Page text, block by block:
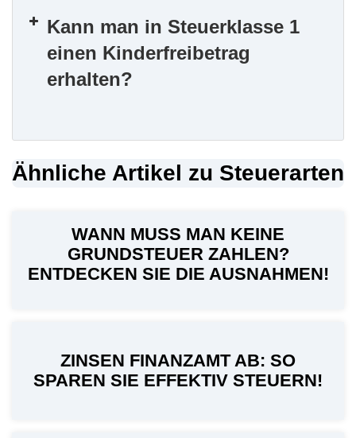
Kann man in Steuerklasse 1
einen Kinderfreibetrag
erhalten?
Ähnliche Artikel zu Steuerarten
WANN MUSS MAN KEINE
GRUNDSTEUER ZAHLEN?
ENTDECKEN SIE DIE AUSNAHMEN!
ZINSEN FINANZAMT AB: SO
SPAREN SIE EFFEKTIV STEUERN!